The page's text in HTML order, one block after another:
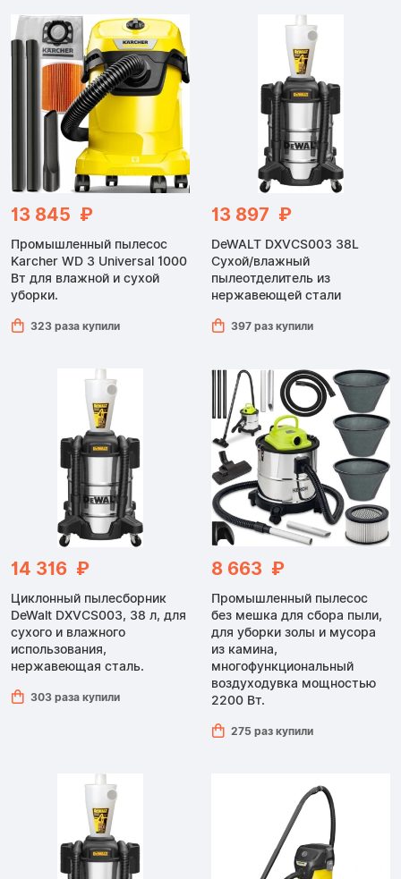
13 845 ₽
Промышленный пылесос
Karcher WD 3 Universal 1000
Вт для влажной и сухой
уборки.
323 раза купили
13 897 ₽
DeWALT DXVCS003 38L
Сухой/влажный
пылеотделитель из
нержавеющей стали
397 раз купили
14 316 ₽
Циклонный пылесборник
DeWalt DXVCS003, 38 л, для
сухого и влажного
использования,
нержавеющая сталь.
303 раза купили
8 663 ₽
Промышленный пылесос
без мешка для сбора пыли,
для уборки золы и мусора
из камина,
многофункциональный
воздуходувка мощностью
2200 Вт.
275 раз купили